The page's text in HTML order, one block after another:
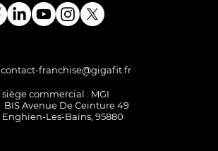
contact-franchise@gigafit.fr
Enghien-Les-Bains, 95880